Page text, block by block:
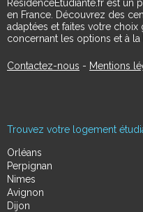
RésidenceÉtudiante.fr est un
en France. Découvrez des
adaptées et faites votre choix
concernant les options et à
Contactez-nous - Mentions
Trouvez votre logement
Orléans
Perpignan
Nimes
Avignon
Dijon